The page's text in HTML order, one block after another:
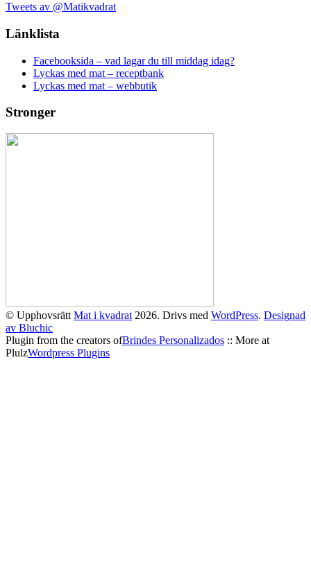
Tweets av @Matikvadrat
Länklista
Facebooksida – vad lagar du till middag idag?
Lyckas med mat – receptbank
Lyckas med mat – webbutik
Stronger
© Upphovsrätt Mat i kvadrat 2026. Drivs med WordPress. Designad
av Bluchic
Plugin from the creators ofBrindes Personalizados :: More at
PlulzWordpress Plugins